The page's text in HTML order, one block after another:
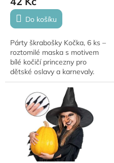
Do košíku
Párty škrabošky Kočka, 6 ks –
roztomilé maska s motivem
bílé kočičí princezny pro
dětské oslavy a karnevaly.